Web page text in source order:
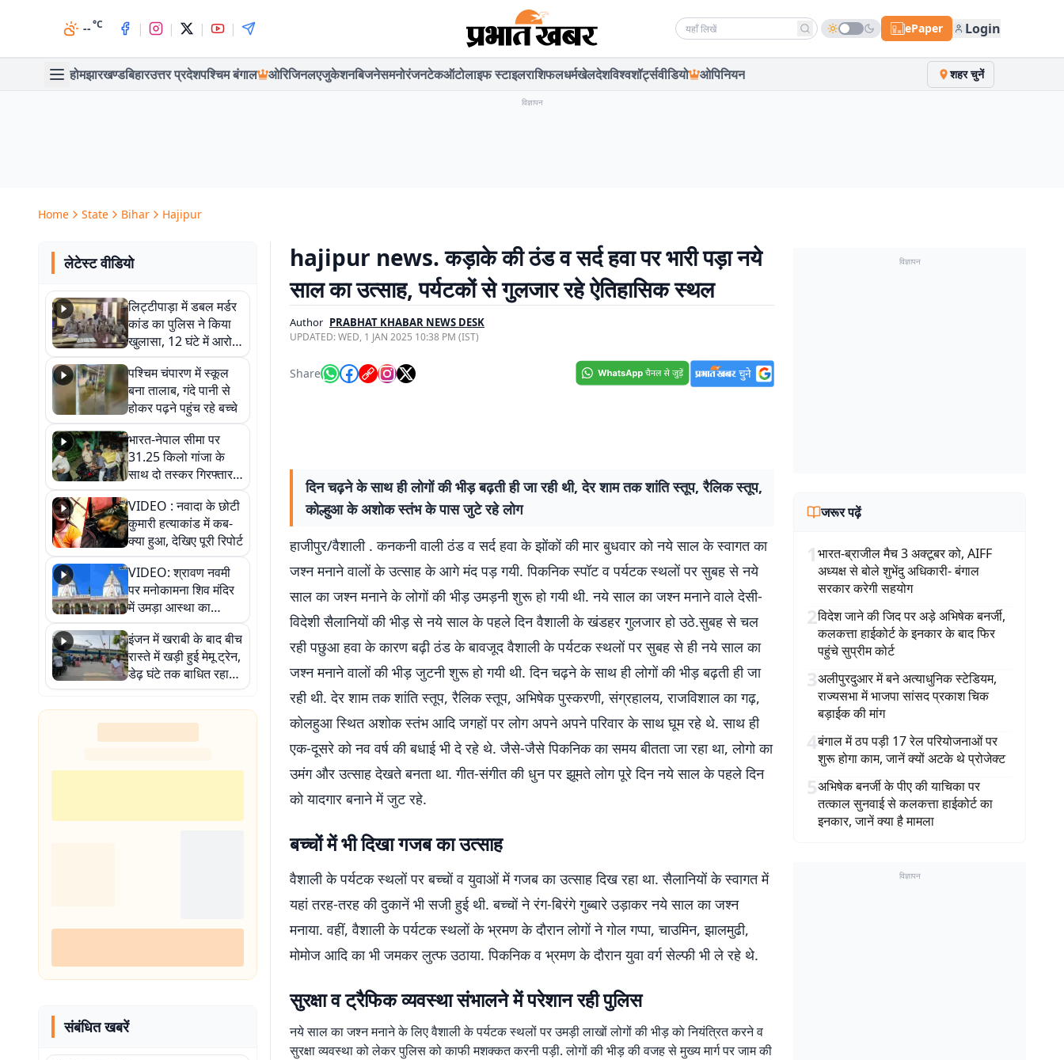
--°C | | | | Search news ePaper Login
होमझारखण्डबिहारउत्तर प्रदेशपश्चिम बंगाल ओरिजिनलएजुकेशनबिजनेसमनोरंजनटेकऑटोलाइफ स्टाइलराशिफलधर्मखेलदेशविश्वशॉर्ट्सवीडियो ओपिनियन शहर चुनें
विज्ञापन
Home State Bihar Hajipur
लेटेस्ट वीडियो
लिट्टीपाड़ा में डबल मर्डर
कांड का पुलिस ने किया
खुलासा, 12 घंटे में आरोपी
गिरफ्तार
पश्चिम चंपारण में स्कूल
बना तालाब, गंदे पानी से
होकर पढ़ने पहुंच रहे बच्चे
भारत-नेपाल सीमा पर
31.25 किलो गांजा के
साथ दो तस्कर गिरफ्तार,
नेपाली नंबर की बाइक
जब्त
VIDEO : नवादा के छोटी
कुमारी हत्याकांड में कब-
क्या हुआ, देखिए पूरी रिपोर्ट
VIDEO: श्रावण नवमी
पर मनोकामना शिव मंदिर
में उमड़ा आस्था का
सैलाब, हर-हर महादेव के
जयघोष से गूंजा परिसर
इंजन में खराबी के बाद बीच
रास्ते में खड़ी हुई मेमू ट्रेन,
डेढ़ घंटे तक बाधित रहा
आवागमन
संबंधित खबरें
hajipur news. कड़ाके की ठंड व सर्द हवा पर भारी पड़ा नये
साल का उत्साह, पर्यटकों से गुलजार रहे ऐतिहासिक स्थल
Author PRABHAT KHABAR NEWS DESK
UPDATED:WED, 1 JAN 2025 10:38 PM (IST)
Share
दिन चढ़ने के साथ ही लोगों की भीड़ बढ़ती ही जा रही थी, देर शाम तक शांति स्तूप, रैलिक स्तूप,
कोल्हुआ के अशोक स्तंभ के पास जुटे रहे लोग
हाजीपुर/वैशाली . कनकनी वाली ठंड व सर्द हवा के झोंकों की मार बुधवार को नये साल के स्वागत का
जश्न मनाने वालों के उत्साह के आगे मंद पड़ गयी. पिकनिक स्पॉट व पर्यटक स्थलों पर सुबह से नये
साल का जश्न मनाने के लोगों की भीड़ उमड़नी शुरू हो गयी थी. नये साल का जश्न मनाने वाले देसी-
विदेशी सैलानियों की भीड़ से नये साल के पहले दिन वैशाली के खंडहर गुलजार हो उठे.सुबह से चल
रही पछुआ हवा के कारण बढ़ी ठंड के बावजूद वैशाली के पर्यटक स्थलों पर सुबह से ही नये साल का
जश्न मनाने वालों की भीड़ जुटनी शुरू हो गयी थी. दिन चढ़ने के साथ ही लोगों की भीड़ बढ़ती ही जा
रही थी. देर शाम तक शांति स्तूप, रैलिक स्तूप, अभिषेक पुस्करणी, संग्रहालय, राजविशाल का गढ़,
कोलहुआ स्थित अशोक स्तंभ आदि जगहों पर लोग अपने अपने परिवार के साथ घूम रहे थे. साथ ही
एक-दूसरे को नव वर्ष की बधाई भी दे रहे थे. जैसे-जैसे पिकनिक का समय बीतता जा रहा था, लोगो का
उमंग और उत्साह देखते बनता था. गीत-संगीत की धुन पर झूमते लोग पूरे दिन नये साल के पहले दिन
को यादगार बनाने में जुट रहे.
बच्चों में भी दिखा गजब का उत्साह
वैशाली के पर्यटक स्थलों पर बच्चों व युवाओं में गजब का उत्साह दिख रहा था. सैलानियों के स्वागत में
यहां तरह-तरह की दुकानें भी सजी हुई थी. बच्चों ने रंग-बिरंगे गुब्बारे उड़ाकर नये साल का जश्न
मनाया. वहीं, वैशाली के पर्यटक स्थलों के भ्रमण के दौरान लोगों ने गोल गप्पा, चाउमिन, झालमुढी,
मोमोज आदि का भी जमकर लुत्फ उठाया. पिकनिक व भ्रमण के दौरान युवा वर्ग सेल्फी भी ले रहे थे.
सुरक्षा व ट्रैफिक व्यवस्था संभालने में परेशान रही पुलिस
नये साल का जश्न मनाने के लिए वैशाली के पर्यटक स्थलों पर उमड़ी लाखों लोगों की भीड़ काे नियंत्रित करने व
सुरक्षा व्यवस्था को लेकर पुलिस को काफी मशक्कत करनी पड़ी. लोगों की भीड़ की वजह से मुख्य मार्ग पर जाम की
विज्ञापन
जरूर पढ़ें
1भारत-ब्राजील मैच 3 अक्टूबर को, AIFF
अध्यक्ष से बोले शुभेंदु अधिकारी- बंगाल
सरकार करेगी सहयोग
2विदेश जाने की जिद पर अड़े अभिषेक बनर्जी,
कलकत्ता हाईकोर्ट के इनकार के बाद फिर
पहुंचे सुप्रीम कोर्ट
3अलीपुरदुआर में बने अत्याधुनिक स्टेडियम,
राज्यसभा में भाजपा सांसद प्रकाश चिक
बड़ाईक की मांग
4बंगाल में ठप पड़ी 17 रेल परियोजनाओं पर
शुरू होगा काम, जानें क्यों अटके थे प्रोजेक्ट
5अभिषेक बनर्जी के पीए की याचिका पर
तत्काल सुनवाई से कलकत्ता हाईकोर्ट का
इनकार, जानें क्या है मामला
विज्ञापन